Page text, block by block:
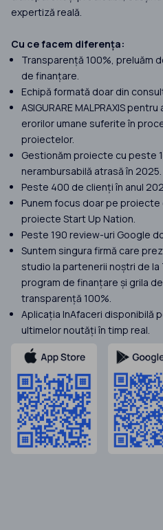
expertiză reală.
Cu ce facem diferența:
Transparență 100%, preluăm
de finanțare.
Echipă formată doar din
ASIGURARE MALPRAXIS
erorilor umane suferite în
proiectelor.
Gestionăm proiecte cu peste
nerambursabilă atrasă în 2025.
Peste 400 de clienți în anul
Punem focus doar pe proiecte
proiecte Start Up Nation.
Peste 190 review-uri Google
Suntem singura firmă care
studio la partenerii noștri de
program de finanțare și grila
transparență 100%.
Aplicația InAfaceri disponibilă
ultimelor noutăți în timp real.